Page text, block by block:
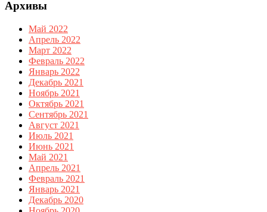
Архивы
Май 2022
Апрель 2022
Март 2022
Февраль 2022
Январь 2022
Декабрь 2021
Ноябрь 2021
Октябрь 2021
Сентябрь 2021
Август 2021
Июль 2021
Июнь 2021
Май 2021
Апрель 2021
Февраль 2021
Январь 2021
Декабрь 2020